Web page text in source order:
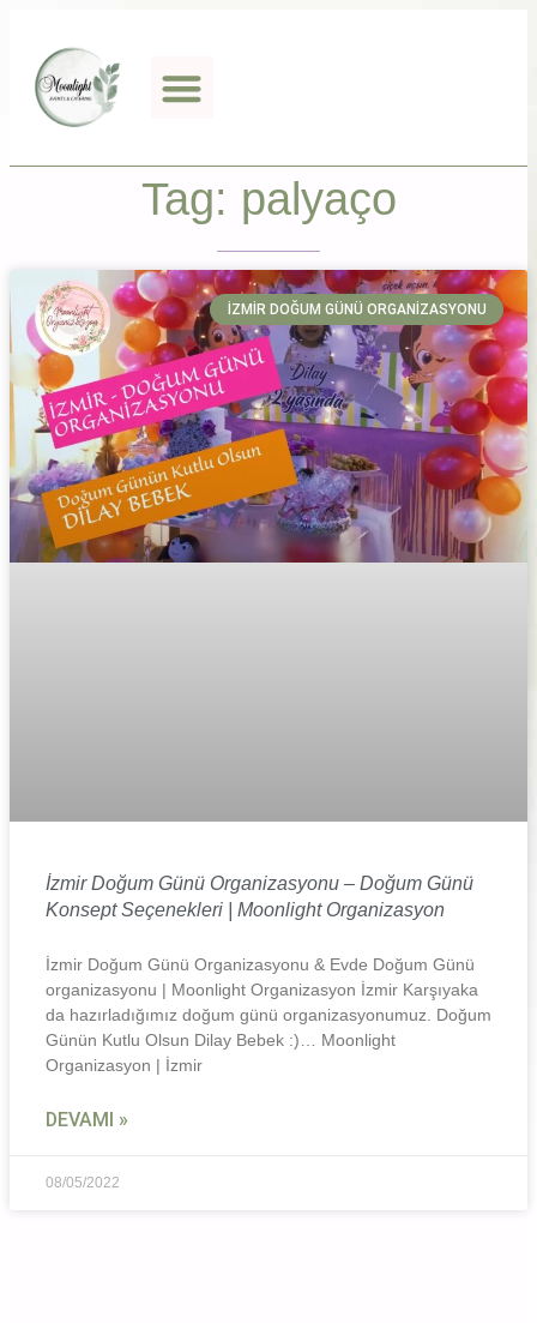
Tag: palyaço
İZMIR DOĞUM GÜNÜ ORGANIZASYONU
İzmir Doğum Günü Organizasyonu – Doğum Günü
Konsept Seçenekleri | Moonlight Organizasyon
İzmir Doğum Günü Organizasyonu & Evde Doğum Günü
organizasyonu | Moonlight Organizasyon İzmir Karşıyaka
da hazırladığımız doğum günü organizasyonumuz. Doğum
Günün Kutlu Olsun Dilay Bebek :)… Moonlight
Organizasyon | İzmir
DEVAMI »
08/05/2022